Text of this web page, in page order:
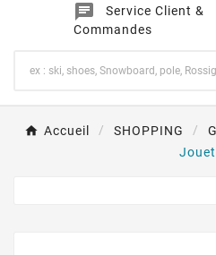
chat
Service Client &
Commandes
Accueil SHOPPING